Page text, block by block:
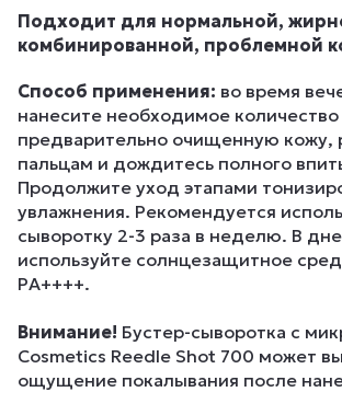
Подходит для нормальной,
комбинированной, проблемной
Способ применения: во время
нанесите необходимое количество
предварительно очищенную кожу,
пальцам и дождитесь полного
Продолжите уход этапами
увлажнения. Рекомендуется
сыворотку 2-3 раза в неделю. В
используйте солнцезащитное
PA++++.
Внимание! Бустер-сыворотка с
Cosmetics Reedle Shot 700 может
ощущение покалывания после